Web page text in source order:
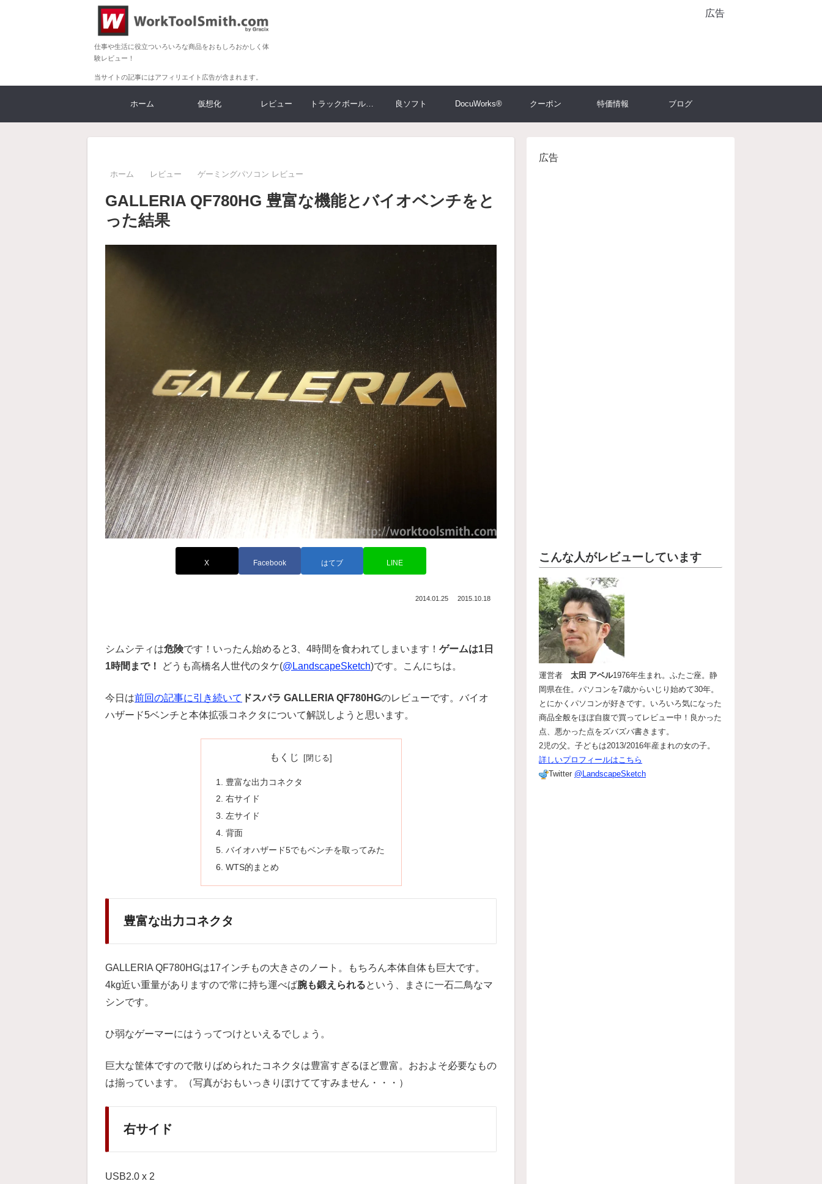
仕事や生活に役立ついろいろな商品をおもしろおかしく体
験レビュー！
当サイトの記事にはアフィリエイト広告が含まれます。
広告
ホーム 仮想化 レビュー トラックボール大比較 良ソフト DocuWorks® クーポン 特価情報 ブログ
ホーム レビュー ゲーミングパソコン レビュー
GALLERIA QF780HG 豊富な機能とバイオベンチをと
った結果
X Facebook はてブ LINE
2014.01.25 2015.10.18
シムシティは危険です！いったん始めると3、4時間を食われてしまいます！ ゲームは1日
1時間まで！
どうも高橋名人世代のタケ(@LandscapeSketch)です。こんにちは。
今日は前回の記事に引き続いて ドスパラ GALLERIA QF780HGのレビューです。バイオ
ハザード5ベンチと本体拡張コネクタについて解説しようと思います。
もくじ
豊富な出力コネクタ
右サイド
左サイド
背面
バイオハザード5でもベンチを取ってみた
WTS的まとめ
豊富な出力コネクタ
GALLERIA QF780HGは17インチもの大きさのノート。もちろん本体自体も巨大です。
4kg近い重量がありますので常に持ち運べば腕も鍛えられるという、まさに一石二鳥なマ
シンです。
ひ弱なゲーマーにはうってつけといえるでしょう。
巨大な筐体ですので散りばめられたコネクタは豊富すぎるほど豊富。おおよそ必要なもの
は揃っています。（写真がおもいっきりぼけててすみません・・・）
右サイド
USB2.0 x 2
広告
こんな人がレビューしています
運営者 太田 アベル1976年生まれ。ふたご座。静
岡県在住。パソコンを7歳からいじり始めて30年。
とにかくパソコンが好きです。いろいろ気になった
商品全般をほぼ自腹で買ってレビュー中！良かった
点、悪かった点をズバズバ書きます。
2児の父。子どもは2013/2016年産まれの女の子。
詳しいプロフィールはこちら
Twitter @LandscapeSketch